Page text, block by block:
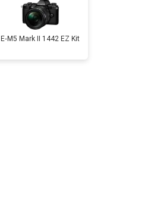
Заказать
E‑M5 Mark II 1442 EZ Kit